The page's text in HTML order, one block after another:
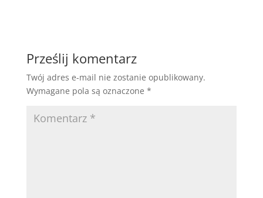
Prześlij komentarz
Twój adres e-mail nie zostanie opublikowany.
Wymagane pola są oznaczone *